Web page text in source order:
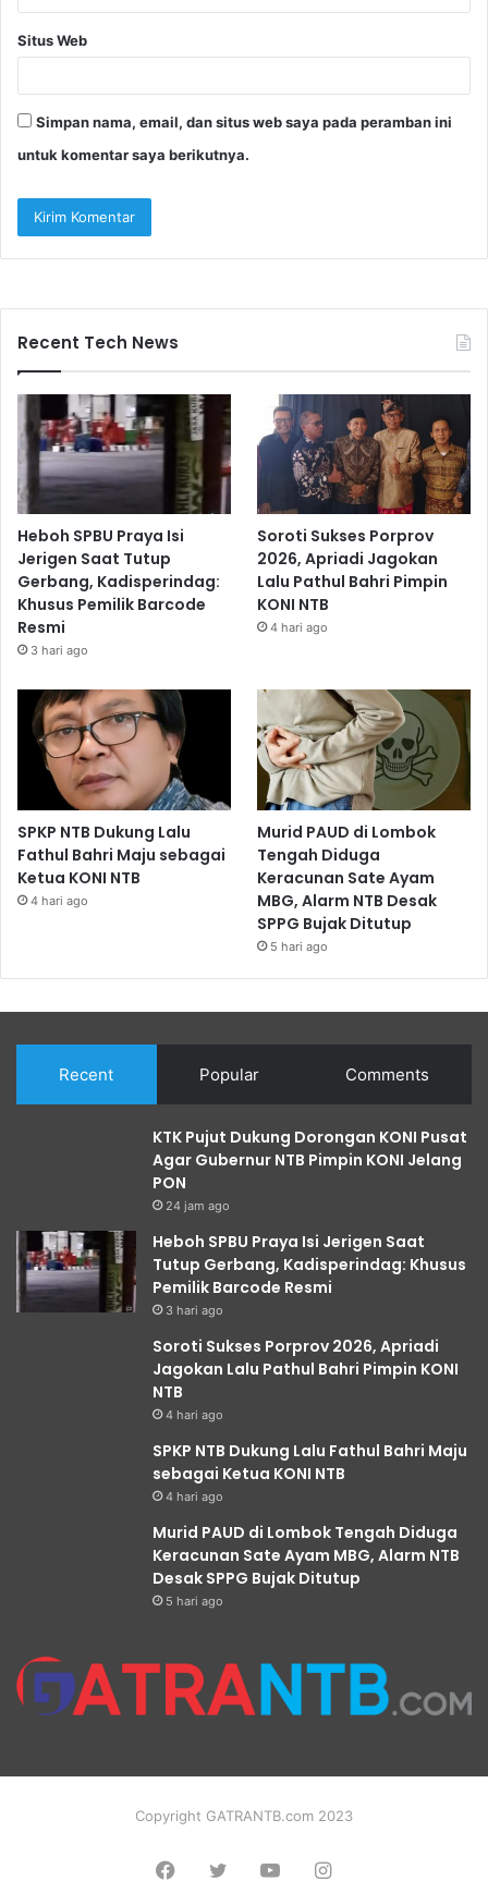
Situs Web
Simpan nama, email, dan situs web saya pada peramban ini
untuk komentar saya berikutnya.
Recent Tech News
Heboh SPBU Praya Isi
Jerigen Saat Tutup
Gerbang, Kadisperindag:
Khusus Pemilik Barcode
Resmi
3 hari ago
Soroti Sukses Porprov
2026, Apriadi Jagokan
Lalu Pathul Bahri Pimpin
KONI NTB
4 hari ago
SPKP NTB Dukung Lalu
Fathul Bahri Maju sebagai
Ketua KONI NTB
4 hari ago
Murid PAUD di Lombok
Tengah Diduga
Keracunan Sate Ayam
MBG, Alarm NTB Desak
SPPG Bujak Ditutup
5 hari ago
Recent Popular Comments
KTK Pujut Dukung Dorongan KONI Pusat
Agar Gubernur NTB Pimpin KONI Jelang
PON
24 jam ago
Heboh SPBU Praya Isi Jerigen Saat
Tutup Gerbang, Kadisperindag: Khusus
Pemilik Barcode Resmi
3 hari ago
Soroti Sukses Porprov 2026, Apriadi
Jagokan Lalu Pathul Bahri Pimpin KONI
NTB
4 hari ago
SPKP NTB Dukung Lalu Fathul Bahri Maju
sebagai Ketua KONI NTB
4 hari ago
Murid PAUD di Lombok Tengah Diduga
Keracunan Sate Ayam MBG, Alarm NTB
Desak SPPG Bujak Ditutup
5 hari ago
Copyright GATRANTB.com 2023
Facebook
TwitterYouTubeInstagram